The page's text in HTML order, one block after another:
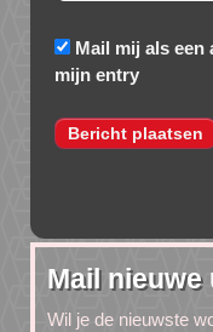
Mail mij als een
mijn entry
Mail nieuwe
Wil je de nieuwste